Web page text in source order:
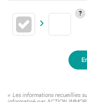
« Les informations recueillies